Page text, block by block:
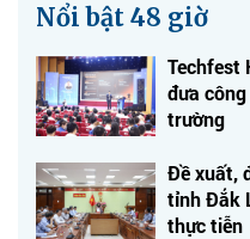
Nổi bật 48 giờ
Techfest
đưa
trường
Đề xuất,
tỉnh Đắk
thực tiễn